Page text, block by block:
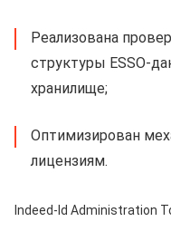
Реализована
структуры ESSO-
хранилище;
Оптимизирован
лицензиям.
Indeed-Id Administration